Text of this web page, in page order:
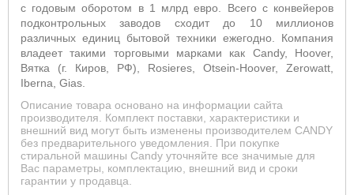
с годовым оборотом в 1 млрд евро. Всего с конвейеров
подконтрольных заводов сходит до 10 миллионов
различных единиц бытовой техники ежегодно. Компания
владеет такими торговыми марками как Candy, Hoover,
Вятка (г. Киров, РФ), Rosieres, Otsein-Hoover, Zerowatt,
Iberna, Gias.
Описание товара основано на информации сайта
производителя. Комплект поставки, характеристики и
внешний вид могут быть изменены производителем CANDY
без предварительного уведомления. При покупке
стиральной машины Candy уточняйте все значимые для
Вас параметры, комплектацию, внешний вид и сроки
гарантии у продавца.